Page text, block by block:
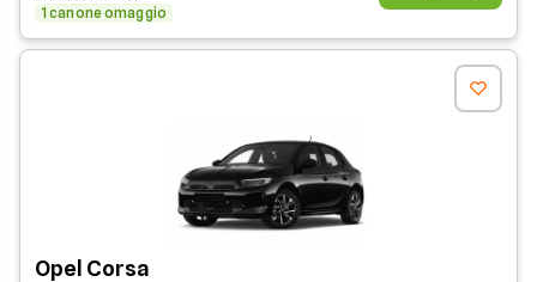
1 canone omaggio
Opel Corsa